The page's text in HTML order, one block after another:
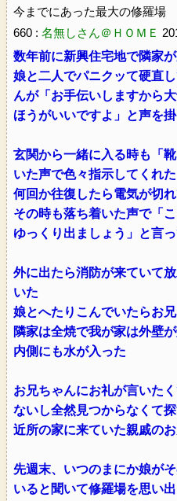
今までにあった最大の修羅場
660 : 名無しさん＠ＨＯＭＥ
数年前に新興住宅地で隣家
娘と二人でパニクッて硬直
んが「お手伝いしますから
ほうがいいですよ」と声を
玄関から一緒に入る時も「
いた声で色々指示してくれた
何回か往復したら電気が切
その時も落ち着いた声で「
ゆっくり出ましょう」と言
外に出たら消防が来ていて
いた
娘とへたりこんでいたらお
隣家は全焼で我が家は外壁が
内側にも水が入った
お兄ちゃんにお礼が言いた
ないし全然見つからなくて
近所の家に来ていた親戚の
先週末、いつのまにか娘が
いると聞いて修羅場を思い